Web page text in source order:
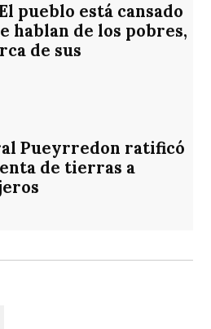
pueblo está cansado
hablan de los pobres,
de sus
Pueyrredon ratificó
de tierras a